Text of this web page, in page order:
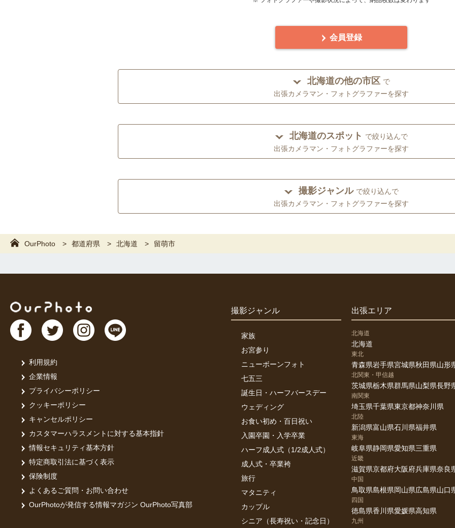
会員登録
北海道の他の市区 で
出張カメラマン・フォトグラファーを探す
北海道のスポット で絞り込んで
出張カメラマン・フォトグラファーを探す
撮影ジャンル で絞り込んで
出張カメラマン・フォトグラファーを探す
OurPhoto 都道府県 北海道 留萌市
利用規約
企業情報
プライバシーポリシー
クッキーポリシー
キャンセルポリシー
カスタマーハラスメントに対する基本指針
情報セキュリティ基本方針
特定商取引法に基づく表示
保険制度
よくあるご質問・お問い合わせ
OurPhotoが発信する情報マガジン OurPhoto写真部
撮影ジャンル
家族
お宮参り
ニューボーンフォト
七五三
誕生日・ハーフバースデー
ウェディング
お食い初め・百日祝い
入園卒園・入学卒業
ハーフ成人式（1/2成人式）
成人式・卒業袴
旅行
マタニティ
カップル
シニア（長寿祝い・記念日）
出張エリア
北海道
北海道
東北
青森県岩手県宮城県秋田県山形
北関東・甲信越
茨城県栃木県群馬県山梨県長野
南関東
埼玉県千葉県東京都神奈川県
北陸
新潟県富山県石川県福井県
東海
岐阜県静岡県愛知県三重県
近畿
滋賀県京都府大阪府兵庫県奈良
中国
鳥取県島根県岡山県広島県山口
四国
徳島県香川県愛媛県高知県
九州